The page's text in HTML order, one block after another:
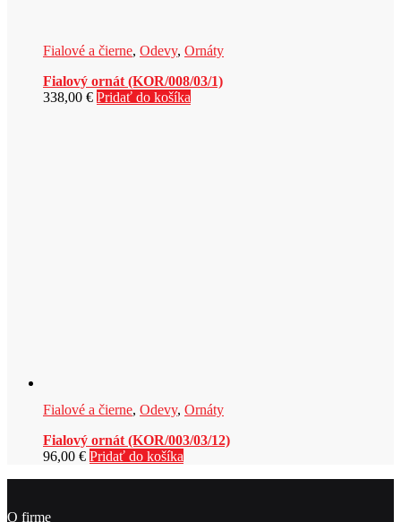
Fialové a čierne, Odevy, Ornáty
Fialový ornát (KOR/008/03/1)
338,00 € Pridať do košíka
Fialové a čierne, Odevy, Ornáty
Fialový ornát (KOR/003/03/12)
96,00 € Pridať do košíka
O firme